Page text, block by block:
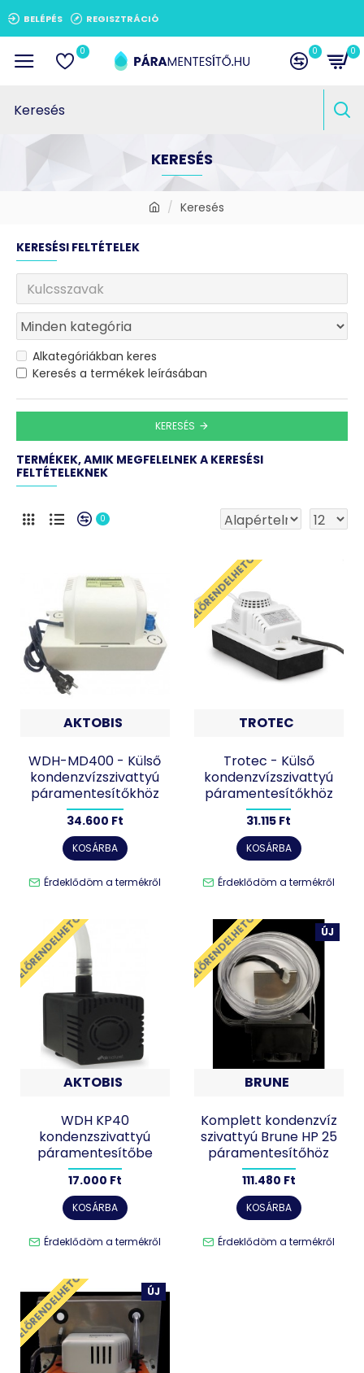
BELÉPÉS REGISZTRÁCIÓ
0 0 0
Keresés
KERESÉS
KERESÉSI FELTÉTELEK
Alkategóriákban keres
Keresés a termékek leírásában
KERESÉS
TERMÉKEK, AMIK MEGFELELNEK A KERESÉSI
FELTÉTELEKNEK
0
AKTOBIS
WDH-MD400 - Külső
kondenzvízszivattyú
páramentesítőkhöz
34.600 Ft
KOSÁRBA
Érdeklődöm a termékről
ELŐRENDELHETŐ
TROTEC
Trotec - Külső
kondenzvízszivattyú
páramentesítőkhöz
31.115 Ft
KOSÁRBA
Érdeklődöm a termékről
ELŐRENDELHETŐ
AKTOBIS
WDH KP40
kondenzszivattyú
páramentesítőbe
17.000 Ft
KOSÁRBA
Érdeklődöm a termékről
ÚJ
ELŐRENDELHETŐ
BRUNE
Komplett kondenzvíz
szivattyú Brune HP 25
páramentesítőhöz
111.480 Ft
KOSÁRBA
Érdeklődöm a termékről
ÚJ
ELŐRENDELHETŐ